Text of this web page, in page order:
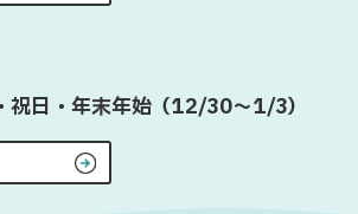
祝日・年末年始（12/30〜1/3）